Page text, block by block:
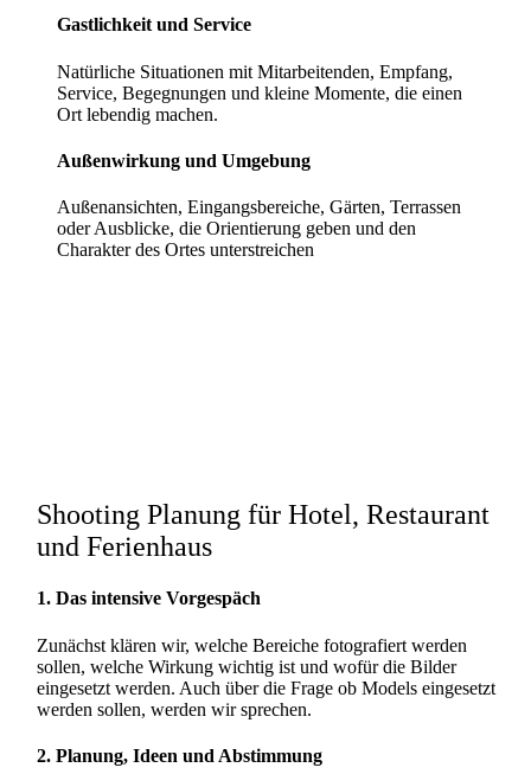
Gastlichkeit und Service
Natürliche Situationen mit Mitarbeitenden, Empfang,
Service, Begegnungen und kleine Momente, die einen
Ort lebendig machen.
Außenwirkung und Umgebung
Außenansichten, Eingangsbereiche, Gärten, Terrassen
oder Ausblicke, die Orientierung geben und den
Charakter des Ortes unterstreichen
Shooting Planung für Hotel, Restaurant
und Ferienhaus
1. Das intensive Vorgespäch
Zunächst klären wir, welche Bereiche fotografiert werden
sollen, welche Wirkung wichtig ist und wofür die Bilder
eingesetzt werden. Auch über die Frage ob Models eingesetzt
werden sollen, werden wir sprechen.
2. Planung, Ideen und Abstimmung